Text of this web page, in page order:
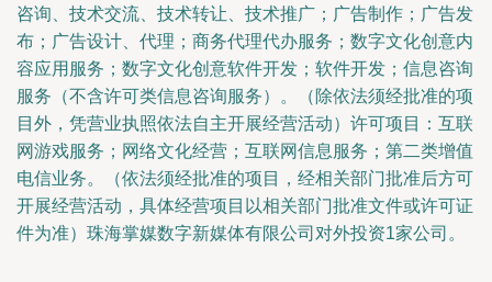
咨询、技术交流、技术转让、技术推广；广告制作；广告发
布；广告设计、代理；商务代理代办服务；数字文化创意内
容应用服务；数字文化创意软件开发；软件开发；信息咨询
服务（不含许可类信息咨询服务）。（除依法须经批准的项
目外，凭营业执照依法自主开展经营活动）许可项目：互联
网游戏服务；网络文化经营；互联网信息服务；第二类增值
电信业务。（依法须经批准的项目，经相关部门批准后方可
开展经营活动，具体经营项目以相关部门批准文件或许可证
件为准）珠海掌媒数字新媒体有限公司对外投资1家公司。